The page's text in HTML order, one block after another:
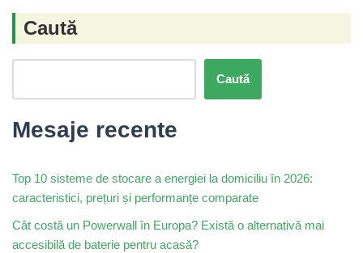
Caută
Caută
Mesaje recente
Top 10 sisteme de stocare a energiei la domiciliu în 2026:
caracteristici, prețuri și performanțe comparate
Cât costă un Powerwall în Europa? Există o alternativă mai
accesibilă de baterie pentru acasă?